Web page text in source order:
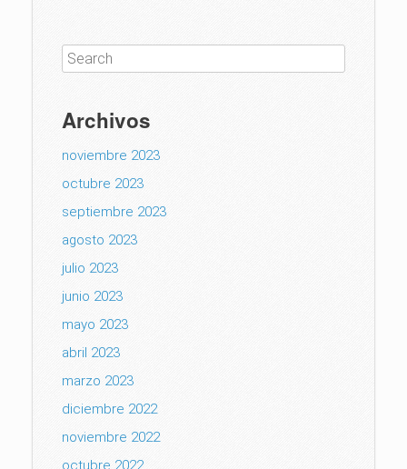
Archivos
noviembre 2023
octubre 2023
septiembre 2023
agosto 2023
julio 2023
junio 2023
mayo 2023
abril 2023
marzo 2023
diciembre 2022
noviembre 2022
octubre 2022